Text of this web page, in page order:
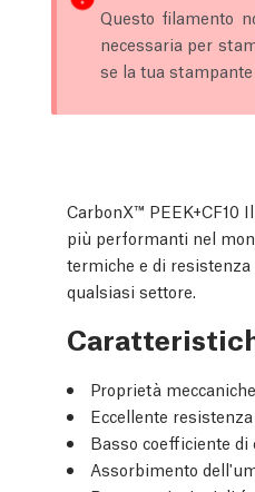
Questo filamento
necessaria per
se la tua
CarbonX™ PEEK+CF10
più performanti nel
termiche e di
qualsiasi settore.
Proprietà
Eccellente
Basso coefficiente
Assorbimento